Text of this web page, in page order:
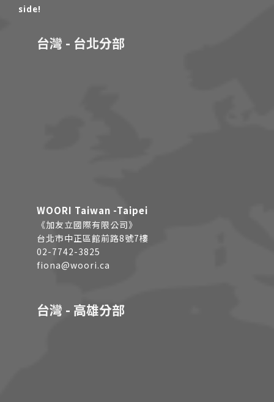
side!
台灣 - 台北分部
WOORI Taiwan -Taipei
《加友立國際有限公司》
台北市中正區館前路8號7樓
02-7742-3825
fiona@woori.ca
台灣 - 高雄分部